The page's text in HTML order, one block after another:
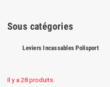
Sous catégories
Leviers Incassables Polisport
Il y a 28 produits.